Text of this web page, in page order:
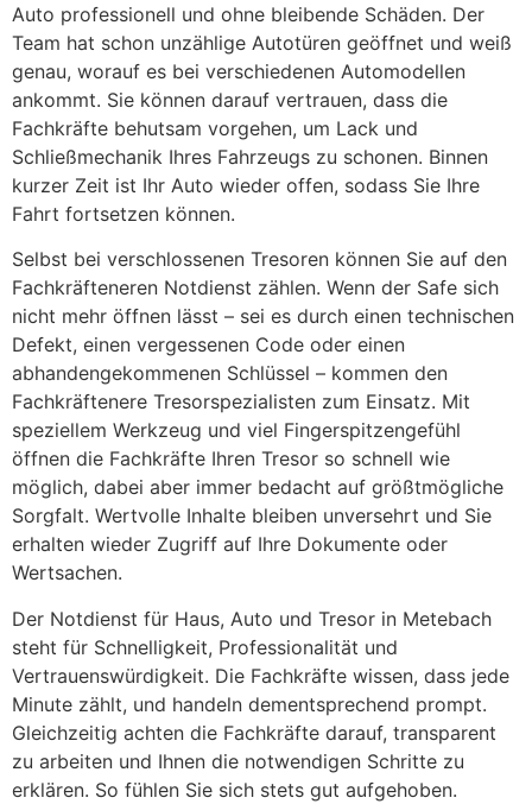
Auto professionell und ohne bleibende Schäden. Der
Team hat schon unzählige Autotüren geöffnet und weiß
genau, worauf es bei verschiedenen Automodellen
ankommt. Sie können darauf vertrauen, dass die
Fachkräfte behutsam vorgehen, um Lack und
Schließmechanik Ihres Fahrzeugs zu schonen. Binnen
kurzer Zeit ist Ihr Auto wieder offen, sodass Sie Ihre
Fahrt fortsetzen können.
Selbst bei verschlossenen Tresoren können Sie auf den
Fachkräfteneren Notdienst zählen. Wenn der Safe sich
nicht mehr öffnen lässt – sei es durch einen technischen
Defekt, einen vergessenen Code oder einen
abhandengekommenen Schlüssel – kommen den
Fachkräftenere Tresorspezialisten zum Einsatz. Mit
speziellem Werkzeug und viel Fingerspitzengefühl
öffnen die Fachkräfte Ihren Tresor so schnell wie
möglich, dabei aber immer bedacht auf größtmögliche
Sorgfalt. Wertvolle Inhalte bleiben unversehrt und Sie
erhalten wieder Zugriff auf Ihre Dokumente oder
Wertsachen.
Der Notdienst für Haus, Auto und Tresor in Metebach
steht für Schnelligkeit, Professionalität und
Vertrauenswürdigkeit. Die Fachkräfte wissen, dass jede
Minute zählt, und handeln dementsprechend prompt.
Gleichzeitig achten die Fachkräfte darauf, transparent
zu arbeiten und Ihnen die notwendigen Schritte zu
erklären. So fühlen Sie sich stets gut aufgehoben.